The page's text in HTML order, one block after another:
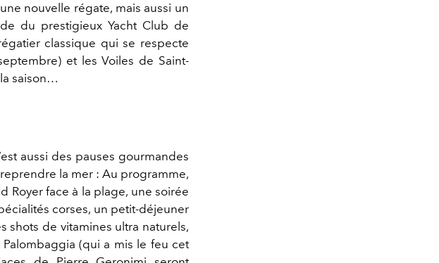
nouvelle régate, mais aussi un
du prestigieux Yacht Club de
classique qui se respecte
et les Voiles de Saint-
saison…
aussi des pauses gourmandes
la mer : Au programme,
Royer face à la plage, une soirée
corses, un petit-déjeuner
shots de vitamines ultra naturels,
(qui a mis le feu cet